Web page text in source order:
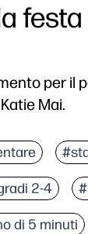
per il
Mai.
2-4
di 5 minuti